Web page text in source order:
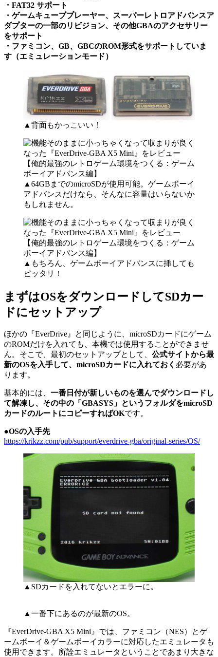
・FAT32 サポート
・ゲームキューブプレーヤー、スーパーレトロアドバンスア
ダプターの一部のリビジョン、その他GBAのアクセサリー
をサポート
・ファミコン、GB、GBCのROM形式をサポートしていま
す（エミュレーションモード）
▲背面もかっこいい！
▲64GBまでのmicroSDが使用可能。ゲームボーイ
アドバンスだけなら、そんなに容量はいらないか
もしれません。
▲もちろん、ゲームボーイアドバンスに挿しても
ピッタリ！
まずはOSをダウンロードしてSDカー
ドにセットアップ
ほかの『EverDrive』と同じように、microSDカードにゲーム
のROMだけを入れても、本機では使用することができませ
ん。そこで、最初のセットアップとして、 公式サイトから最
新のOSを入手して、microSDカードに入れておく 必要があ
ります。
基本的には、 一番日付が新しいものを選んでダウンロードし
て解凍し、その中の「GBASYS」というフォルダをmicroSD
カードのルートにコピーすればOKです。
●OSの入手先
https://krikzz.com/pub/support/everdrive-gba/original-series/OS/
▲SDカードを入れてないとエラーに。
▲一番下にあるのが最新のOS。
『EverDrive-GBA X5 Mini』では、ファミコン（NES）とゲ
ームボーイ＆ゲームボーイカラーに対応したエミュレータも
使用できます。所詮エミュレータということであまり大きな